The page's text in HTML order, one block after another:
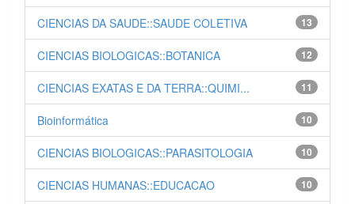
13
CIENCIAS DA SAUDE::SAUDE COLETIVA
12
CIENCIAS BIOLOGICAS::BOTANICA
11
CIENCIAS EXATAS E DA TERRA::QUIMI...
10
Bioinformática
10
CIENCIAS BIOLOGICAS::PARASITOLOGIA
10
CIENCIAS HUMANAS::EDUCACAO